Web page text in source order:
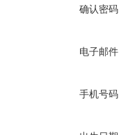
确认密码
电子邮件
手机号码